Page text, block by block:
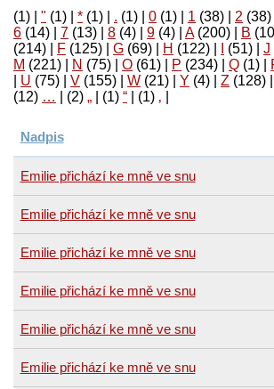
(1) " (1) * (1) . (1) 0 (1) 1 (38) 2 (38)
6 (14) 7 (13) 8 (4) 9 (4) A(200) B
(214)
F (125) G (69) H (122) (51) J
M (221) N (75) O (61) P (234) Q (1)
U (75) V (155) W (21) Y (4) Z (128)
‚
(1)
“
(1)
„
(2)
…
(12)
Nadpis
Emilie přichází ke mně ve snu
Emilie přichází ke mně ve snu
Emilie přichází ke mně ve snu
Emilie přichází ke mně ve snu
Emilie přichází ke mně ve snu
Emilie přichází ke mně ve snu